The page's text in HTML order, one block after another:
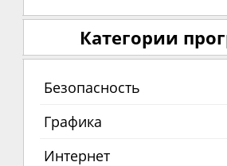
Категории
Безопасность
Графика
Интернет